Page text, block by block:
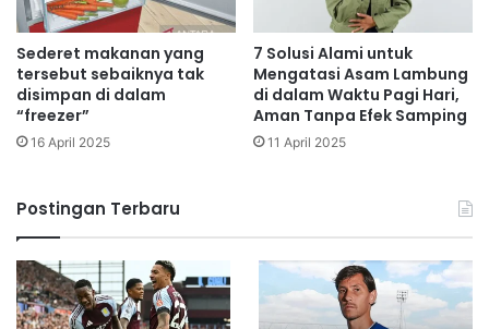
Sederet makanan yang
tersebut sebaiknya tak
disimpan di dalam
“freezer”
16 April 2025
7 Solusi Alami untuk
Mengatasi Asam Lambung
di dalam Waktu Pagi Hari,
Aman Tanpa Efek Samping
11 April 2025
Postingan Terbaru